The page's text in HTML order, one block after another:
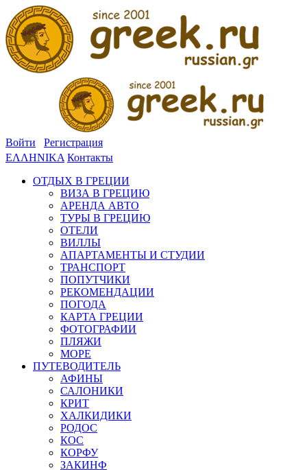
Войти
Регистрация
ΕΛΛΗΝΙΚΑ Контакты
ОТДЫХ В ГРЕЦИИ
ВИЗА В ГРЕЦИЮ
АРЕНДА АВТО
ТУРЫ В ГРЕЦИЮ
ОТЕЛИ
ВИЛЛЫ
АПАРТАМЕНТЫ И СТУДИИ
ТРАНСПОРТ
ПОПУТЧИКИ
РЕКОМЕНДАЦИИ
ПОГОДА
КАРТА ГРЕЦИИ
ФОТОГРАФИИ
ПЛЯЖИ
МОРЕ
ПУТЕВОДИТЕЛЬ
АФИНЫ
САЛОНИКИ
КРИТ
ХАЛКИДИКИ
РОДОС
КОС
КОРФУ
ЗАКИНФ